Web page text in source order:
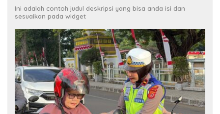
Ini adalah contoh judul deskripsi yang bisa anda isi dan
sesuaikan pada widget